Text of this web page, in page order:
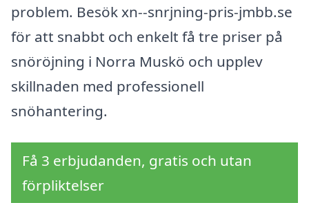
problem. Besök xn--snrjning-pris-jmbb.se
för att snabbt och enkelt få tre priser på
snöröjning i Norra Muskö och upplev
skillnaden med professionell
snöhantering.
Få 3 erbjudanden, gratis och utan
förpliktelser